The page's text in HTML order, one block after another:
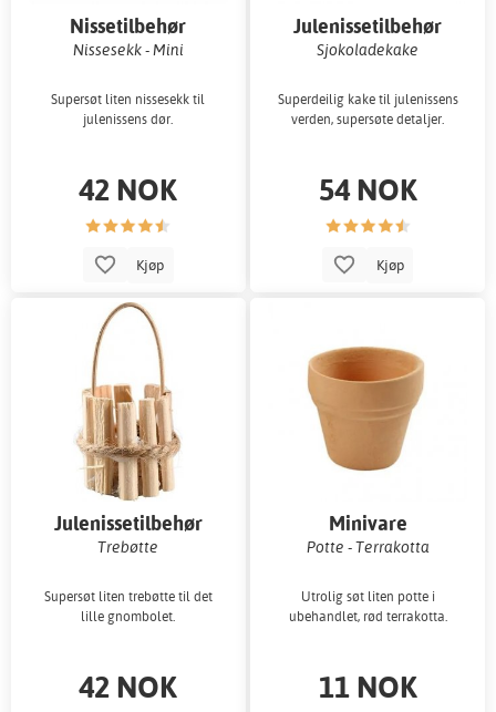
Nissetilbehør
Nissesekk - Mini
Supersøt liten nissesekk til
julenissens dør.
42 NOK
Kjøp
Julenissetilbehør
Sjokoladekake
Superdeilig kake til julenissens
verden, supersøte detaljer.
54 NOK
Kjøp
Julenissetilbehør
Trebøtte
Supersøt liten trebøtte til det
lille gnombolet.
42 NOK
Minivare
Potte - Terrakotta
Utrolig søt liten potte i
ubehandlet, rød terrakotta.
11 NOK